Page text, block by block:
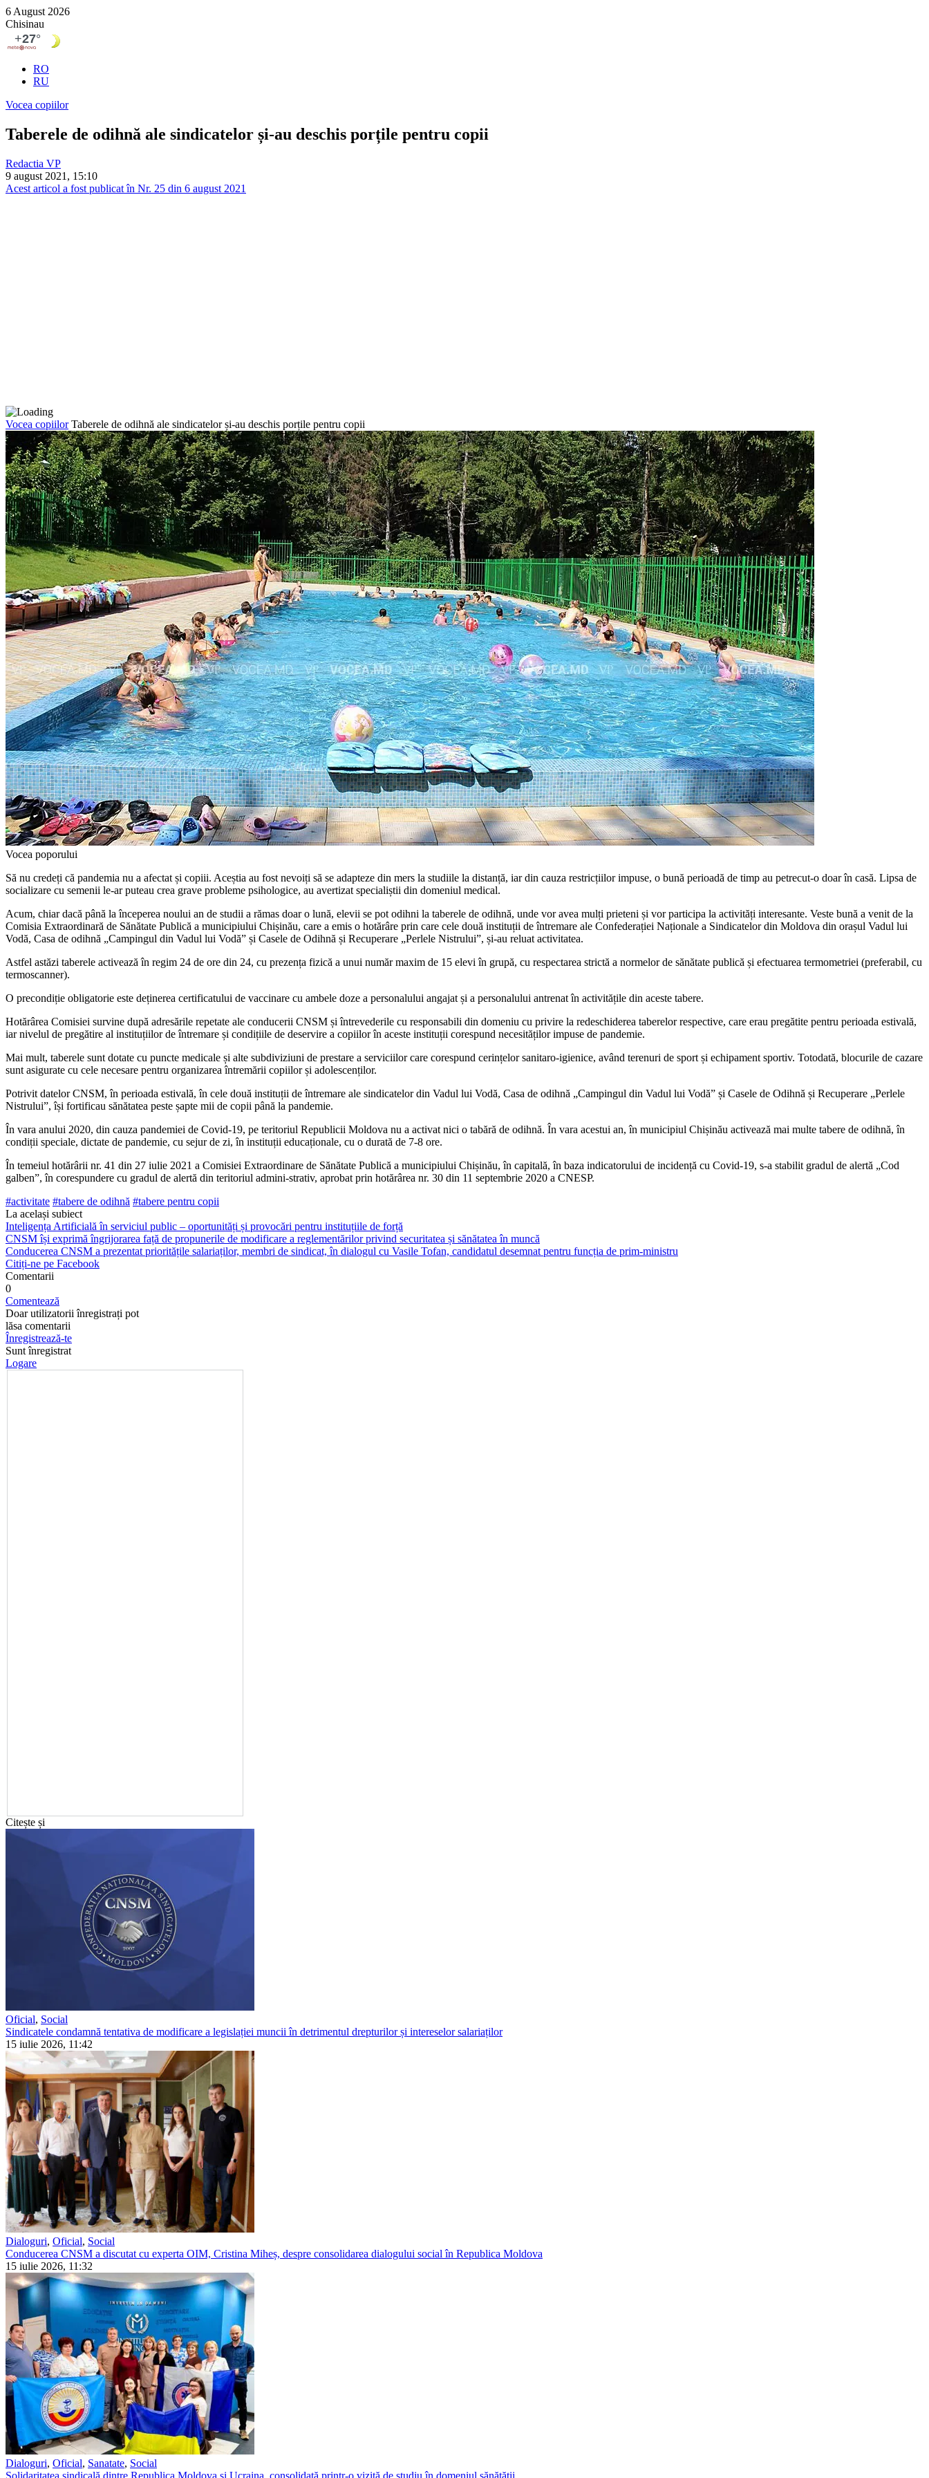
6 August 2026
Chisinau
RO
RU
Vocea copiilor
Taberele de odihnă ale sindicatelor și-au deschis porțile pentru copii
Redactia VP
9 august 2021, 15:10
Acest articol a fost publicat în Nr. 25 din 6 august 2021
Vocea copiilor Taberele de odihnă ale sindicatelor și-au deschis porțile pentru copii
Vocea poporului
Să nu credeți că pandemia nu a afectat și copiii. Aceștia au fost nevoiți să se adapteze din mers la studiile la distanță, iar din ca­uza restricțiilor impuse, o bună perioadă de timp au petrecut-o doar în casă. Lipsa de
socializa­re cu semenii le-ar puteau crea grave probleme psihologice, au avertizat specialiștii din do­meniul medical.
Acum, chiar dacă până la începe­rea noului an de studii a rămas doar o lună, elevii se pot odihni la tabe­rele de odihnă, unde vor avea mulți prieteni și vor participa la activități interesante. Veste bună a venit de la
Comisia Extraordinară de Sănăta­te Publică a municipiului Chișinău, care a emis o hotărâre prin care cele două instituții de întremare ale Confederației Naționale a Sindicate­lor din Moldova din orașul Vadul lui
Vodă, Casa de odihnă „Campingul din Vadul lui Vodă” și Casele de Odihnă și Recuperare „Perlele Nistrului”, și-au reluat activitatea.
Astfel astăzi taberele activează în regim 24 de ore din 24, cu prezența fizică a unui număr maxim de 15 elevi în grupă, cu respectarea strictă a nor­melor de sănătate publică și efectu­area termometriei (preferabil, cu
ter­moscanner).
O precondiție obligatorie este deținerea certificatului de vaccinare cu ambele doze a personalului an­gajat și a personalului antrenat în activitățile din aceste tabere.
Hotărârea Comisiei survine după adresările repetate ale conducerii CNSM și întrevederile cu responsabili din domeniu cu privire la redeschi­derea taberelor respective, care erau pregătite pentru perioada estivală,
iar nivelul de pregătire al instituțiilor de întremare și condițiile de deservire a copiilor în aceste instituții corespund necesităților impuse de pandemie.
Mai mult, taberele sunt dotate cu puncte medicale și alte subdiviziuni de prestare a serviciilor care cores­pund cerințelor sanitaro-igienice, având terenuri de sport și echipament sportiv. Totodată, blocurile de cazare
sunt asigurate cu cele necesare pen­tru organizarea întremării copiilor și adolescenților.
Potrivit datelor CNSM, în perioada estivală, în cele două instituții de în­tremare ale sindicatelor din Vadul lui Vodă, Casa de odihnă „Campingul din Vadul lui Vodă” și Casele de Odihnă și Recuperare „Perlele
Nistrului”, își for­tificau sănătatea peste șapte mii de copii până la pandemie.
În vara anului 2020, din cauza pan­demiei de Covid-19, pe teritoriul Re­publicii Moldova nu a activat nici o tabără de odihnă. În vara acestui an, în municipiul Chișinău activează mai multe tabere de odihnă, în
condiții speciale, dictate de pandemie, cu se­jur de zi, în instituții educaționale, cu o durată de 7-8 ore.
În temeiul hotărârii nr. 41 din 27 iulie 2021 a Comisiei Extraor­dinare de Sănătate Publică a mu­nicipiului Chișinău, în capitală, în baza indicatorului de incidență cu Covid-19, s-a stabilit gradul de aler­tă „Cod
galben”, în corespundere cu gradul de alertă din teritoriul admini-strativ, aprobat prin hotărârea nr. 30 din 11 septembrie 2020 a CNESP.
#activitate #tabere de odihnă #tabere pentru copii
La același subiect
Inteligența Artificială în serviciul public – oportunități și provocări pentru instituțiile de forță
CNSM își exprimă îngrijorarea față de propunerile de modificare a reglementărilor privind securitatea și sănătatea în muncă
Conducerea CNSM a prezentat prioritățile salariaților, membri de sindicat, în dialogul cu Vasile Tofan, candidatul desemnat pentru funcția de prim-ministru
Citiți-ne pe Facebook
Comentarii
0
Comentează
Doar utilizatorii înregistrați pot
lăsa comentarii
Înregistrează-te
Sunt înregistrat
Logare
Citește și
Oficial, Social
Sindicatele condamnă tentativa de modificare a legislației muncii în detrimentul drepturilor și intereselor salariaților
15 iulie 2026, 11:42
Dialoguri, Oficial, Social
Conducerea CNSM a discutat cu experta OIM, Cristina Miheș, despre consolidarea dialogului social în Republica Moldova
15 iulie 2026, 11:32
Dialoguri, Oficial, Sanatate, Social
Solidaritatea sindicală dintre Republica Moldova și Ucraina, consolidată printr-o vizită de studiu în domeniul sănătății